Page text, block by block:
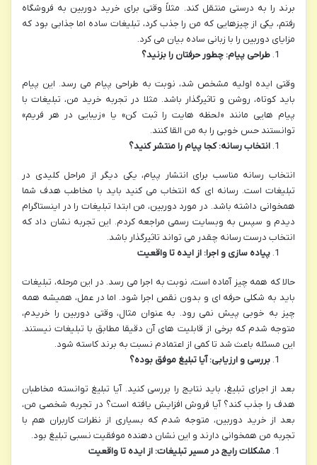
برند را به درستی منتقل کند. مثلاً وقتی برای خرید دوربین به فروشگاه
رفتم، یکی از چیزهایی که من را جذب کرد، تبلیغات ساده اما جذابی بود که
مزایای دوربین را با زبانی ساده بیان می کرد.
طراحی پیام: چطور حرفتان را بزنید؟
وقتی ایده اولیه مشخص شد، نوبت به طراحی پیام می رسد. این پیام
باید کوتاه، روشن و تاثیرگذار باشد. مثلا در تجربه خرید من، تبلیغات با
پیام هایی مانند «لحظه هایت را ثبت کن» یا «زیبایی در هر فریم»
توانستند حس خوبی را به من القا کنند.
انتخاب رسانه: کجا پیام را منتشر کنید؟
انتخاب رسانه مناسب برای انتشار پیام، یکی دیگر از مراحل کلیدی در
تبلیغات است. رسانه ای که انتخاب می کنید باید با مخاطب هدف شما
همخوانی داشته باشد. در مورد دوربین، من ابتدا تبلیغات را در اینستاگرام
دیدم و سپس به وبسایت رسمی مراجعه کردم. این تجربه نشان داد که
انتخاب درست رسانه چقدر می تواند تاثیرگذار باشد.
پیاده سازی و اجرا: از ایده تا واقعیت
حالا که همه چیز آماده است، نوبت به اجرا می رسد. در این مرحله، تبلیغات
باید به شکلی حرفه ای و بدون نقص اجرا شود. اما در عمل، همیشه همه
چیز به خوبی پیش نمی رود. به عنوان مثال، وقتی دوربین را خریدم،
متوجه شدم که برخی از قابلیت های آن دقیقا مطابق با تبلیغات نیستند.
این مسئله باعث شد تا کمی از اعتمادم نسبت به برند کاسته شود.
بررسی و ارزیابی: آیا تبلیغ موفق بوده؟
بعد از اجرای تبلیغ، باید نتایج را بررسی کنید. آیا تبلیغ توانسته مخاطبان
هدف را جذب کند؟ آیا فروش افزایش یافته است؟ در تجربه شخصی من،
بعد از خرید دوربین، متوجه شدم که بسیاری از نظرات کاربران هم با
تجربه من همخوانی دارند و این نشان دهنده موفقیت نسبی تبلیغ بود.
مشکلات رایج در مسیر تبلیغات: از ایده تا واقعیت